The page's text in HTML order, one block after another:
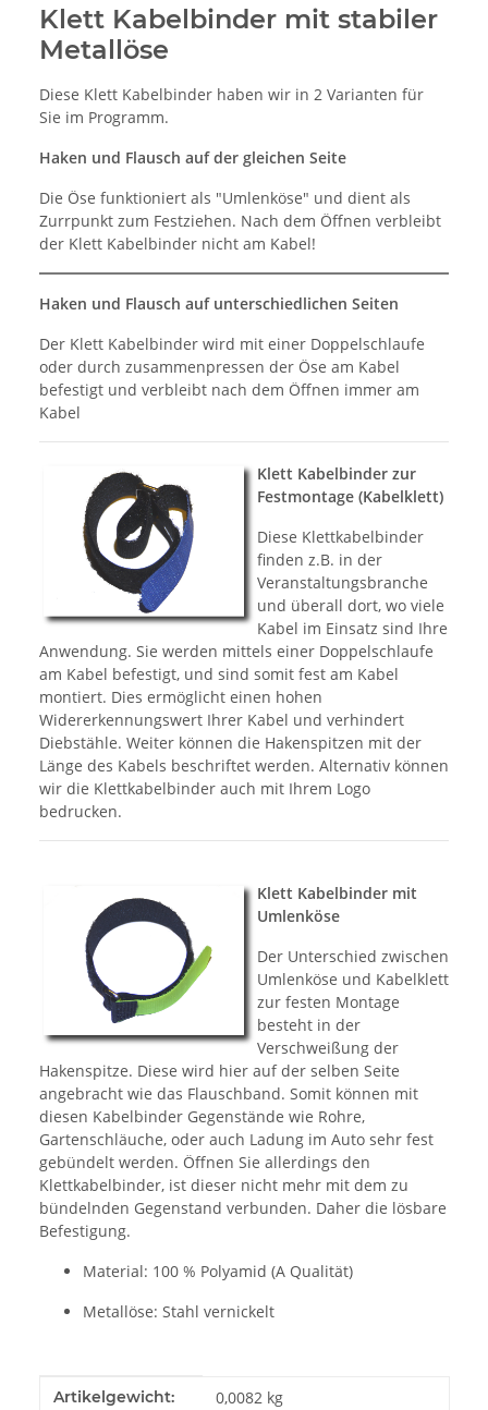
Klett Kabelbinder mit stabiler
Metallöse
Diese Klett Kabelbinder haben wir in 2 Varianten für
Sie im Programm.
Haken und Flausch auf der gleichen Seite
Die Öse funktioniert als "Umlenköse" und dient als
Zurrpunkt zum Festziehen. Nach dem Öffnen verbleibt
der Klett Kabelbinder nicht am Kabel!
Haken und Flausch auf unterschiedlichen Seiten
Der Klett Kabelbinder wird mit einer Doppelschlaufe
oder durch zusammenpressen der Öse am Kabel
befestigt und verbleibt nach dem Öffnen immer am
Kabel
Klett Kabelbinder zur
Festmontage (Kabelklett)
Diese Klettkabelbinder
finden z.B. in der
Veranstaltungsbranche
und überall dort, wo viele
Kabel im Einsatz sind Ihre
Anwendung. Sie werden mittels einer Doppelschlaufe
am Kabel befestigt, und sind somit fest am Kabel
montiert. Dies ermöglicht einen hohen
Widererkennungswert Ihrer Kabel und verhindert
Diebstähle. Weiter können die Hakenspitzen mit der
Länge des Kabels beschriftet werden. Alternativ können
wir die Klettkabelbinder auch mit Ihrem Logo
bedrucken.
Klett Kabelbinder mit
Umlenköse
Der Unterschied zwischen
Umlenköse und Kabelklett
zur festen Montage
besteht in der
Verschweißung der
Hakenspitze. Diese wird hier auf der selben Seite
angebracht wie das Flauschband. Somit können mit
diesen Kabelbinder Gegenstände wie Rohre,
Gartenschläuche, oder auch Ladung im Auto sehr fest
gebündelt werden. Öffnen Sie allerdings den
Klettkabelbinder, ist dieser nicht mehr mit dem zu
bündelnden Gegenstand verbunden. Daher die lösbare
Befestigung.
Material: 100 % Polyamid (A Qualität)
Metallöse: Stahl vernickelt
Produkteigenschaft
Wert
Artikelgewicht: 0,0082 kg